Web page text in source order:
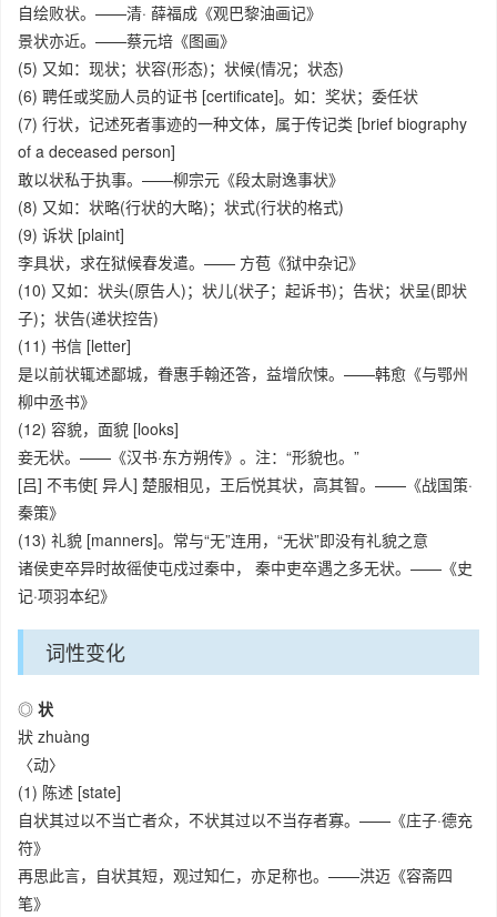
自绘败状。——清· 薛福成《观巴黎油画记》
景状亦近。——蔡元培《图画》
(5) 又如：现状；状容(形态)；状候(情况；状态)
(6) 聘任或奖励人员的证书 [certificate]。如：奖状；委任状
(7) 行状，记述死者事迹的一种文体，属于传记类 [brief biography
of a deceased person]
敢以状私于执事。——柳宗元《段太尉逸事状》
(8) 又如：状略(行状的大略)；状式(行状的格式)
(9) 诉状 [plaint]
李具状，求在狱候春发遣。—— 方苞《狱中杂记》
(10) 又如：状头(原告人)；状儿(状子；起诉书)；告状；状呈(即状
子)；状告(递状控告)
(11) 书信 [letter]
是以前状辄述鄙城，眷惠手翰还答，益增欣悚。——韩愈《与鄂州
柳中丞书》
(12) 容貌，面貌 [looks]
妾无状。——《汉书·东方朔传》。注：“形貌也。”
[吕] 不韦使[ 异人] 楚服相见，王后悦其状，高其智。——《战国策·
秦策》
(13) 礼貌 [manners]。常与“无”连用，“无状”即没有礼貌之意
诸侯吏卒异时故徭使屯戍过秦中， 秦中吏卒遇之多无状。——《史
记·项羽本纪》
词性变化
◎ 状
狀 zhuàng
〈动〉
(1) 陈述 [state]
自状其过以不当亡者众，不状其过以不当存者寡。——《庄子·德充
符》
再思此言，自状其短，观过知仁，亦足称也。——洪迈《容斋四
笔》